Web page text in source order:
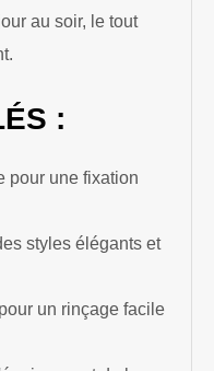
au soir, le tout
:
pour une fixation
styles élégants et
un rinçage facile